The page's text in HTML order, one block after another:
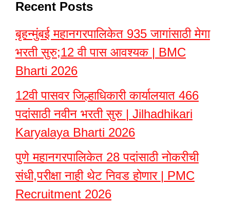
Recent Posts
बृहन्मुंबई महानगरपालिकेत 935 जागांसाठी मेगा
भरती सुरु;12 वी पास आवश्यक | BMC
Bharti 2026
12वी पासवर जिल्हाधिकारी कार्यालयात 466
पदांसाठी नवीन भरती सुरु | Jilhadhikari
Karyalaya Bharti 2026
पुणे महानगरपालिकेत 28 पदांसाठी नोकरीची
संधी,परीक्षा नाही थेट निवड होणार | PMC
Recruitment 2026